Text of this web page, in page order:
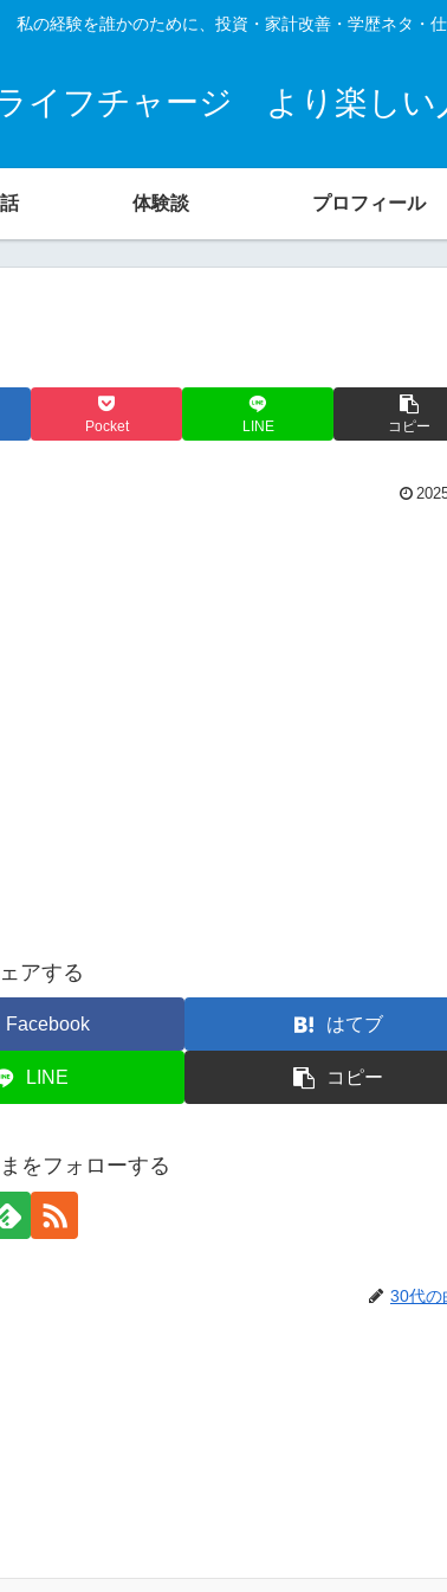
私の経験を誰かのために、投資・家計改善・学歴ネタ・
イフチャージ より楽しい
体験談 プロフィール
Pocket LINE コピー
アする
Facebook はてブ
LINE コピー
をフォローする
30代の